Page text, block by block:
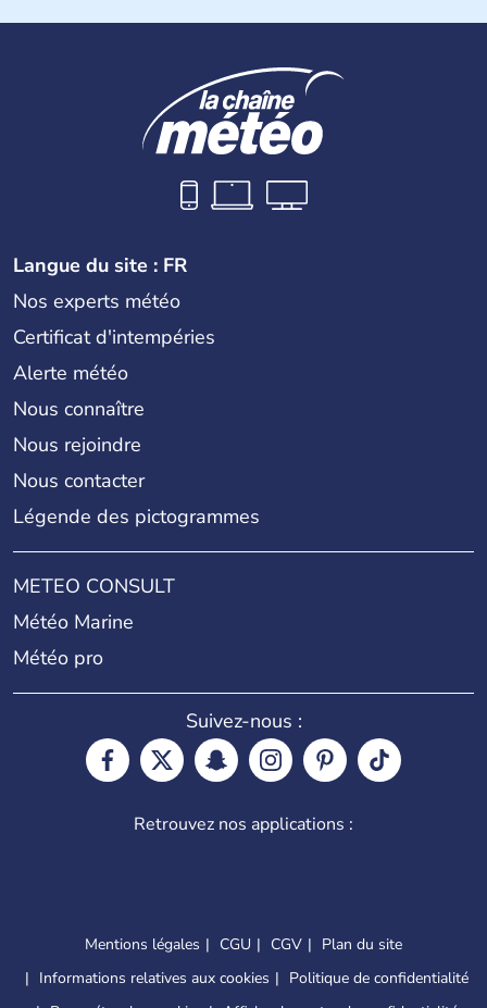
Langue du site : FR
Nos experts météo
Certificat d'intempéries
Alerte météo
Nous connaître
Nous rejoindre
Nous contacter
Légende des pictogrammes
METEO CONSULT
Météo Marine
Météo pro
Suivez-nous :
Retrouvez nos applications :
Mentions légales CGU CGV
Plan du site
Informations relatives aux cookies
Politique de confidentialité